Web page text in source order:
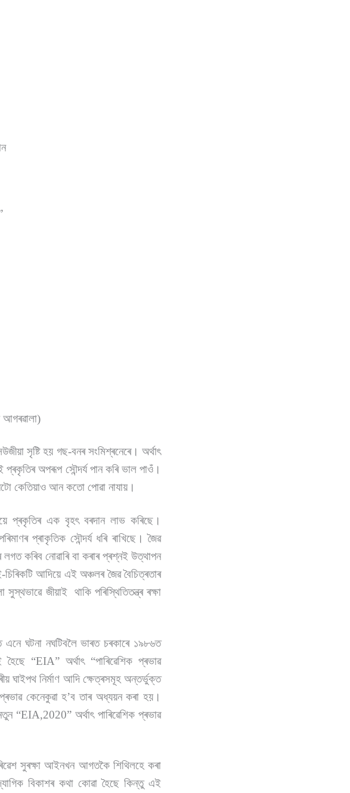
সৃষ্টি হয় গছ-বনৰ সংমিশ্ৰনেৰে। অৰ্থাৎ
অপৰূপ সৌন্দৰ্য পান কৰি ভাল পাওঁ।
কেতিয়াও আন কতো পোৱা নাযায়।
প্ৰকৃতিৰ এক বৃহৎ বৰদান লাভ কৰিছে।
প্ৰাকৃতিক সৌন্দৰ্য ধৰি ৰাখিছে। জৈৱ
কৰিব নোৱাৰি বা কৰাৰ প্ৰশ্নই উত্থাপন
আদিয়ে এই অঞ্চলৰ জৈৱ বৈচিত্ৰতাৰ
জীয়াই থাকি পৰিস্থিতিতন্ত্ৰ ৰক্ষা
ঘটনা নঘটিবলৈ ভাৰত চৰকাৰে ১৯৮৬ত
“EIA” অৰ্থাৎ “পাৰিৱেশিক প্ৰভাৱ
ঘাইপথ নিৰ্মাণ আদি ক্ষেত্ৰসমূহ অন্তৰ্ভুক্ত
কেনেকুৱা হ’ব তাৰ অধ্যয়ন কৰা হয়।
“EIA,2020” অৰ্থাৎ পাৰিৱেশিক প্ৰভাৱ
সুৰক্ষা আইনখন আগতকৈ শিথিলহে কৰা
বিকাশৰ কথা কোৱা হৈছে কিন্তু এই